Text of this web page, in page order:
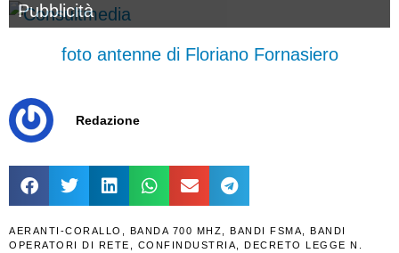
Pubblicità
foto antenne di Floriano Fornasiero
Redazione
AERANTI-CORALLO BANDA 700 MHZ BANDI FSMA
BANDI
OPERATORI DI RETE
CONFINDUSTRIA
DECRETO LEGGE N.